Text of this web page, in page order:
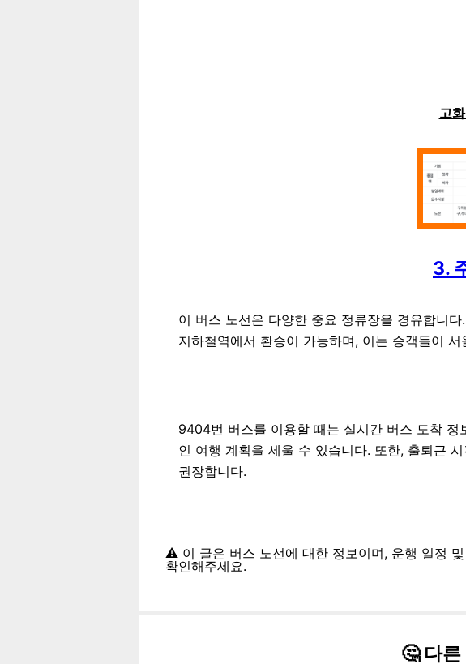
고
3.
이 버스 노선은 다양한 중요 정류장을 경유합니
지하철역에서 환승이 가능하며, 이는 승객들이
9404번 버스를 이용할 때는 실시간 버스 도착
인 여행 계획을 세울 수 있습니다. 또한, 출퇴근
권장합니다.
⚠️ 이 글은 버스 노선에 대한 정보이며, 운행 일정
확인해주세요.
🤔 다